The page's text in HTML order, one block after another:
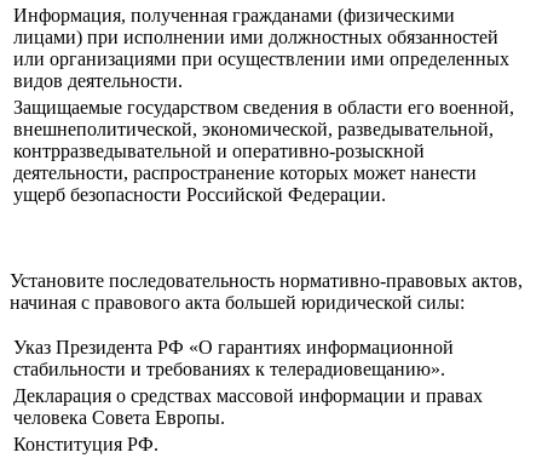
Информация, полученная гражданами (физическими
лицами) при исполнении ими должностных обязанностей
или организациями при осуществлении ими определенных
видов деятельности.
Защищаемые государством сведения в области его военной,
внешнеполитической, экономической, разведывательной,
контрразведывательной и оперативно-розыскной
деятельности, распространение которых может нанести
ущерб безопасности Российской Федерации.
Установите последовательность нормативно-правовых актов,
начиная с правового акта большей юридической силы:
Указ Президента РФ «О гарантиях информационной
стабильности и требованиях к телерадиовещанию».
Декларация о средствах массовой информации и правах
человека Совета Европы.
Конституция РФ.